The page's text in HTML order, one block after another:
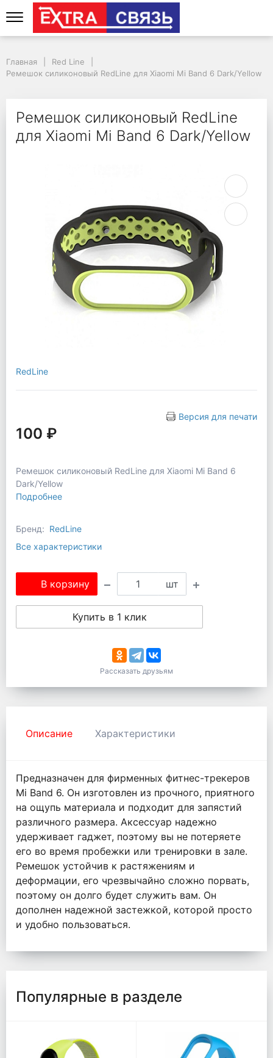
Ремешок
Главная
Red Line
Ремешок силиконовый RedLine для Xiaomi Mi Band 6 Dark/Yellow
Ремешок силиконовый RedLine
для Xiaomi Mi Band 6 Dark/Yellow
RedLine
Версия для печати
100 ₽
Ремешок силиконовый RedLine для Xiaomi Mi Band 6
Dark/Yellow
Подробнее
Бренд: RedLine
Все характеристики
В корзину шт
Купить в 1 клик
Рассказать друзьям
Описание Характеристики
Предназначен для фирменных фитнес-трекеров
Mi Band 6. Он изготовлен из прочного, приятного
на ощупь материала и подходит для запястий
различного размера. Аксессуар надежно
удерживает гаджет, поэтому вы не потеряете
его во время пробежки или тренировки в зале.
Ремешок устойчив к растяжениям и
деформации, его чрезвычайно сложно порвать,
поэтому он долго будет служить вам. Он
дополнен надежной застежкой, которой просто
и удобно пользоваться.
Популярные в разделе